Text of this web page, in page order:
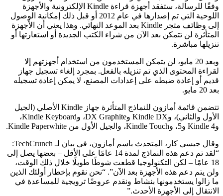
وفقًا للرسالة، ستفقد أجهزة قراءة Kindle الإلكترونية والأجهزة
اللوحية التي تم إصدارها في عام 2012 أو قبل ذلك إمكانية الوصول
إلى وظائف متجر Kindle بعد الموعد النهائي. وهذا يعني أن الأجهزة
المتأثرة لن تتمكن بعد الآن من شراء الكتب الجديدة أو استعارتها أو
تنزيلها مباشرة.
وبعد 20 مايو، لن يتمكن المستخدمون من استخدام أجهزتهم إلا
لقراءة المحتوى الذي تم تنزيله بالفعل. بمجرد إلغاء تسجيل جهاز
قديم أو إعادة ضبطه على إعدادات المصنع، لا يمكن إعادة تسجيله
بعد 20 مايو.
تتضمن قائمة أمازون للنماذج المتأثرة جهاز Kindle الأصلي (الجيل
الأول والثاني)، وKindle DX وDX Graphite، وKindle Keyboard،
وKindle 4 و5، وKindle Touch، والجيل الأول من Kindle Paperwhite.
وقال جيسي كار، المتحدث باسم أمازون، في بيان لـ TechCrunch:
“لقد تم دعم هذه النماذج لمدة 14 عامًا على الأقل – بعضها يصل إلى
18 عامًا – لكن التكنولوجيا قطعت شوطًا طويلًا خلال ذلك الوقت،
ولن يتم دعم هذه الأجهزة بعد الآن”. “نحن نقوم بإخطار أولئك الذين
ما زالوا يستخدمونها بنشاط ونقدم عروضًا ترويجية للمساعدة في
الانتقال إلى الأجهزة الأحدث.”